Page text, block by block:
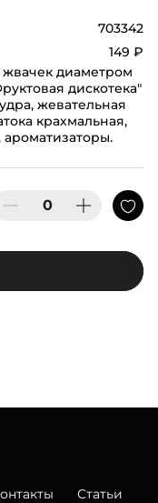
703342
149 ₽
жвачек диаметром
дискотека"
жевательная
крахмальная,
Статьи